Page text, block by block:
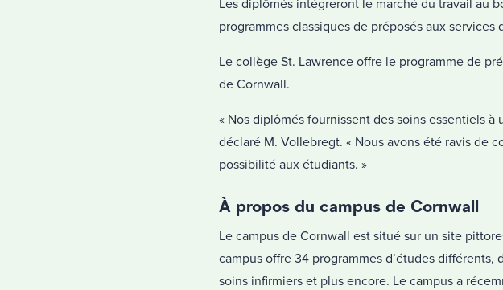
Les diplômés intégreront le marché du travail au
programmes classiques de préposés aux
Le collège St. Lawrence offre le programme de
de Cornwall.
« Nos diplômés fournissent des soins essentiels
déclaré M. Vollebregt. « Nous avons été ravis de
possibilité aux étudiants. »
À propos du campus de Cornwall
Le campus de Cornwall est situé sur un site
campus offre 34 programmes d’études
soins infirmiers et plus encore. Le campus a